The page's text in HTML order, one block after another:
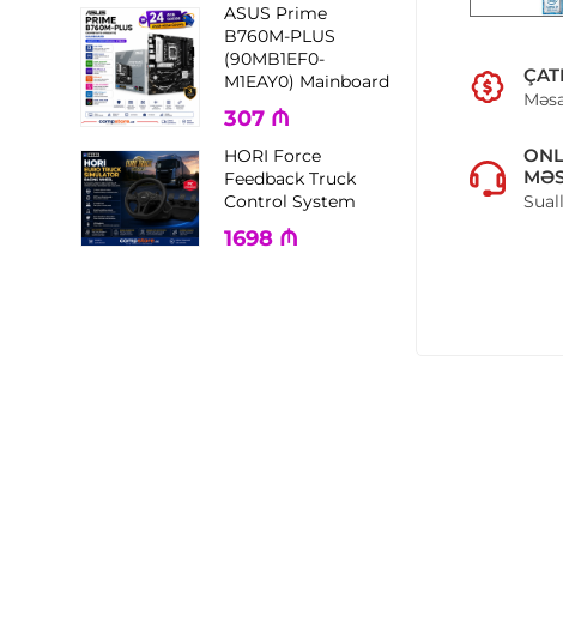
ASUS Prime
B760M-PLUS
(90MB1EF0-
M1EAY0) Mainboard
307 ₼
HORI Force
Feedback Truck
Control System
1698 ₼